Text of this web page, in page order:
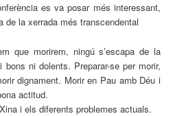
es va posar més interessant,
de la xerrada més transcendental
que morirem, ningú s’escapa de la
ni dolents. Preparar-se per morir,
dignament. Morir en Pau amb Déu i
actitud.
i els diferents problemes actuals.